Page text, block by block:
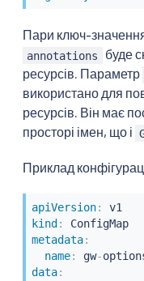
Пари ключ-
annotations
буде
ресурсів. Параметр
використано для
ресурсів. Він має
просторі імен, що і
Приклад
apiVersion:
kind :
ConfigMap
metadata:
name: gw-
data: